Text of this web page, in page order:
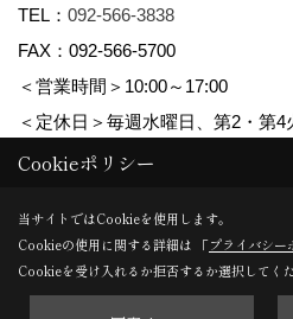
TEL： 092-566-3838
FAX：092-566-5700
＜営業時間＞10:00～17:00
＜定休日＞毎週水曜日、第2・第4
ゴールデンウィーク、夏季休暇
Copyright (c) TAKANO
Cookieポリシー
当サイトではCookieを使用します。
Cookieの使用に関する詳細は 「プライバシー
Cookieを受け入れるか拒否するか選択してくだ